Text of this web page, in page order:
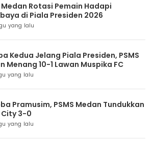
Medan Rotasi Pemain Hadapi
di Piala Presiden 2026
yang lalu
Kedua Jelang Piala Presiden, PSMS
Menang 10-1 Lawan Muspika FC
yang lalu
Pramusim, PSMS Medan Tundukkan
City 3-0
yang lalu